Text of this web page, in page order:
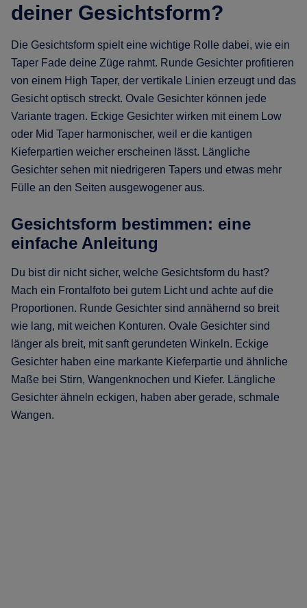
deiner Gesichtsform?
Die Gesichtsform spielt eine wichtige Rolle dabei, wie ein
Taper Fade deine Züge rahmt. Runde Gesichter profitieren
von einem High Taper, der vertikale Linien erzeugt und das
Gesicht optisch streckt. Ovale Gesichter können jede
Variante tragen. Eckige Gesichter wirken mit einem Low
oder Mid Taper harmonischer, weil er die kantigen
Kieferpartien weicher erscheinen lässt. Längliche
Gesichter sehen mit niedrigeren Tapers und etwas mehr
Fülle an den Seiten ausgewogener aus.
Gesichtsform bestimmen: eine
einfache Anleitung
Du bist dir nicht sicher, welche Gesichtsform du hast?
Mach ein Frontalfoto bei gutem Licht und achte auf die
Proportionen. Runde Gesichter sind annähernd so breit
wie lang, mit weichen Konturen. Ovale Gesichter sind
länger als breit, mit sanft gerundeten Winkeln. Eckige
Gesichter haben eine markante Kieferpartie und ähnliche
Maße bei Stirn, Wangenknochen und Kiefer. Längliche
Gesichter ähneln eckigen, haben aber gerade, schmale
Wangen.